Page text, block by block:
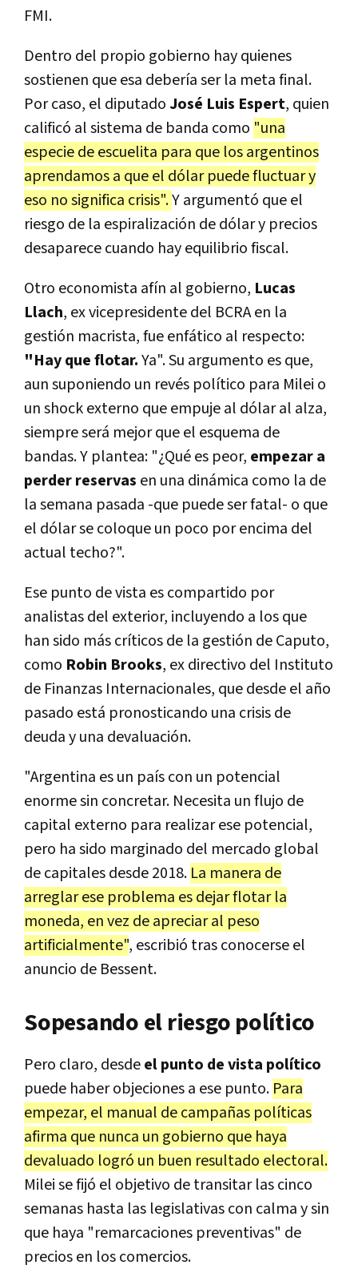
FMI.
Dentro del propio gobierno hay quienes
sostienen que esa debería ser la meta final.
Por caso, el diputadoJosé Luis Espert, quien
calificó al sistema de banda como "una
especie de escuelita para que los argentinos
aprendamos a que el dólar puede fluctuar y
eso no significa crisis".Y argumentó que el
riesgo de la espiralización de dólar y precios
desaparece cuando hay equilibrio fiscal.
Otro economista afín al gobierno, Lucas
Llach, ex vicepresidente del BCRA en la
gestión macrista, fue enfático al respecto:
"Hay que flotar.Ya". Su argumento es que,
aun suponiendo un revés político para Milei o
un shock externo que empuje al dólar al alza,
siempre será mejor que el esquema de
bandas. Y plantea: "¿Qué es peor, empezar a
perder reservas en una dinámica como la de
la semana pasada -que puede ser fatal- o que
el dólar se coloque un poco por encima del
actual techo?".
Ese punto de vista es compartido por
analistas del exterior, incluyendo a los que
han sido más críticos de la gestión de Caputo,
como Robin Brooks, ex directivo del Instituto
de Finanzas Internacionales, que desde el año
pasado está pronosticando una crisis de
deuda y una devaluación.
"Argentina es un país con un potencial
enorme sin concretar. Necesita un flujo de
capital externo para realizar ese potencial,
pero ha sido marginado del mercado global
de capitales desde 2018. La manera de
arreglar ese problema es dejar flotar la
moneda, en vez de apreciar al peso
artificialmente", escribió tras conocerse el
anuncio de Bessent.
Sopesando el riesgo político
Pero claro, desdeel punto de vista político
puede haber objeciones a ese punto. Para
empezar, el manual de campañas políticas
afirma que nunca un gobierno que haya
devaluado logró un buen resultado electoral.
Milei se fijó el objetivo de transitar las cinco
semanas hasta las legislativas con calma y sin
que haya "remarcaciones preventivas" de
precios en los comercios.